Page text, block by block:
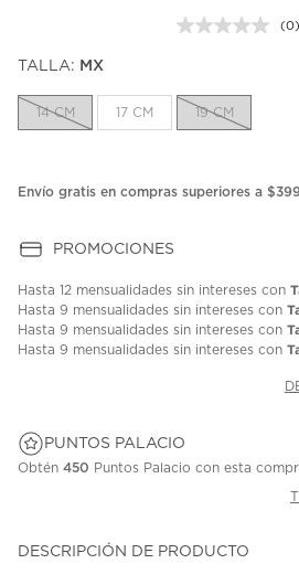
Sin
(0)
TALLA: MX
14 CM 17 CM 19 CM
Envío gratis en compras superiores a
PROMOCIONES
Hasta 12 mensualidades sin intereses con
Hasta 9 mensualidades sin intereses con
Hasta 9 mensualidades sin intereses con
Hasta 9 mensualidades sin intereses con
PUNTOS PALACIO
Obtén 450 Puntos Palacio con esta
DESCRIPCIÓN DE PRODUCTO